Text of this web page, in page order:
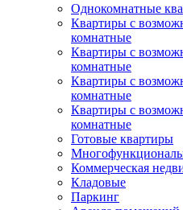
Однокомнатные
Квартиры с
комнатные
Квартиры с
комнатные
Квартиры с
комнатные
Квартиры с
комнатные
Готовые квартиры
Коммерческая
Кладовые
Паркинг